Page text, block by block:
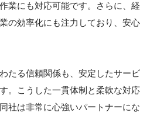
業にも対応可能です。さらに、経
の効率化にも注力しており、安心
たる信頼関係も、安定したサービ
。こうした一貫体制と柔軟な対応
社は非常に心強いパートナーにな